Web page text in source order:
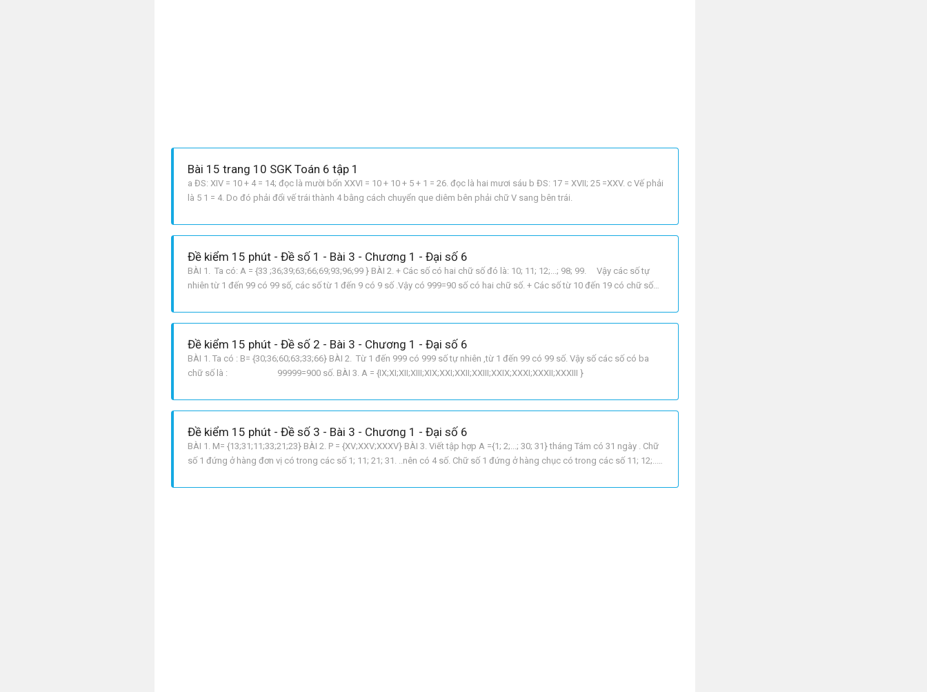
Bài 15 trang 10 SGK Toán 6 tập 1
a ĐS: XIV = 10 + 4 = 14; đọc là mười bốn XXVI = 10 + 10 + 5 + 1 = 26. đọc là hai mươi sáu b ĐS: 17 = XVII; 25 =XXV. c Vế phải
là 5 1 = 4. Do đó phải đổi vế trái thành 4 bằng cách chuyển que diêm bên phải chữ V sang bên trái.
Đề kiểm 15 phút - Đề số 1 - Bài 3 - Chương 1 - Đại số 6
BÀI 1. Ta có: A = {33 ;36;39;63;66;69;93;96;99 } BÀI 2. + Các số có hai chữ số đó là: 10; 11; 12;...; 98; 99. Vậy các số tự
nhiên từ 1 đến 99 có 99 số, các số từ 1 đến 9 có 9 số .Vậy có 999=90 số có hai chữ số. + Các số từ 10 đến 19 có chữ số
Đề kiểm 15 phút - Đề số 2 - Bài 3 - Chương 1 - Đại số 6
BÀI 1. Ta có : B= {30;36;60;63;33;66} BÀI 2. Từ 1 đến 999 có 999 số tự nhiên ,từ 1 đến 99 có 99 số. Vậy số các số có ba
chữ số là : 99999=900 số. BÀI 3. A = {IX;XI;XII;XIII;XIX;XXI;XXII;XXIII;XXIX;XXXI;XXXII;XXXIII }
Đề kiểm 15 phút - Đề số 3 - Bài 3 - Chương 1 - Đại số 6
BÀI 1. M= {13;31;11;33;21;23} BÀI 2. P = {XV;XXV;XXXV} BÀI 3. Viết tập hợp A ={1; 2;...; 30; 31} tháng Tám có 31 ngày . Chữ
số 1 đứng ở hàng đơn vị có trong các số 1; 11; 21; 31. ..nên có 4 số. Chữ số 1 đứng ở hàng chục có trong các số 11; 12;...